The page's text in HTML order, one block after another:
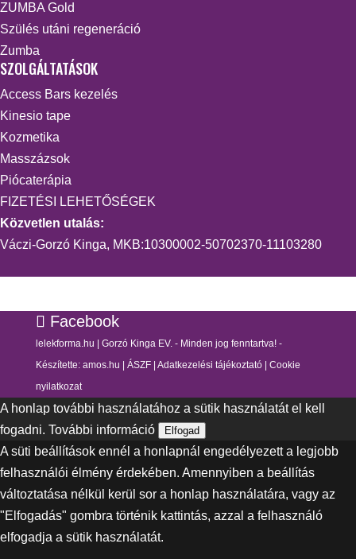
ZUMBA Gold
Szülés utáni regeneráció
Zumba
SZOLGÁLTATÁSOK
Access Bars kezelés
Kinesio tape
Kozmetika
Masszázsok
Piócaterápia
FIZETÉSI LEHETŐSÉGEK
Közvetlen utalás:
Váczi-Gorzó Kinga, MKB:10300002-50702370-11103280
Facebook
lelekforma.hu | Gorzó Kinga EV. - Minden jog fenntartva! -
Készítette: amos.hu ÁSZF| Adatkezelési tájékoztató| Cookie
nyilatkozat
A honlap további használatához a sütik használatát el kell
fogadni. További információ Elfogad
A süti beállítások ennél a honlapnál engedélyezett a legjobb
felhasználói élmény érdekében. Amennyiben a beállítás
változtatása nélkül kerül sor a honlap használatára, vagy az
"Elfogadás" gombra történik kattintás, azzal a felhasználó
elfogadja a sütik használatát.